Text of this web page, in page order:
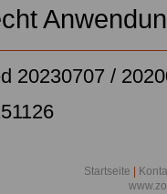
20230707 /
Startseite